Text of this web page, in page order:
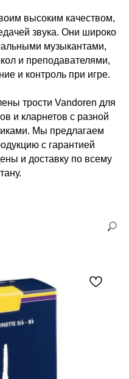
высоким качеством,
звука. Они широко
музыкантами,
и преподавателями,
и контроль при игре.
трости Vandoren для
и кларнетов с разной
Мы предлагаем
с гарантией
и доставку по всему